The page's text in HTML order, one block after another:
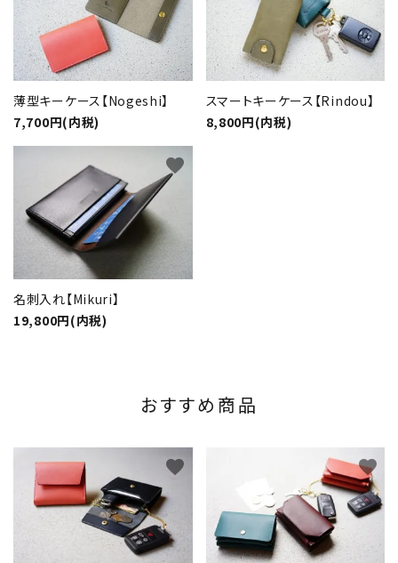
薄型キーケース【Nogeshi】
7,700円(内税)
スマートキーケース【Rindou】
8,800円(内税)
名刺入れ【Mikuri】
19,800円(内税)
favorite
おすすめ商品
favorite favorite